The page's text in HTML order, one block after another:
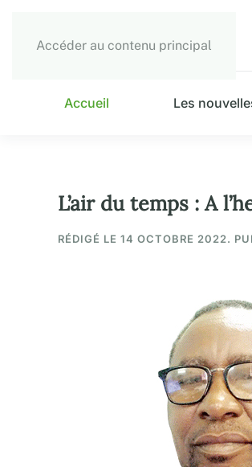
Accéder au contenu principal
Accueil Les
L’air du temps : A
RÉDIGÉ LE 14 OCTOBRE 2022.